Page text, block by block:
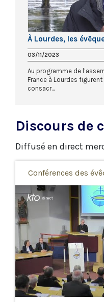
À Lourdes, les
03/11/2023
Au programme de
France à Lourdes
consacr...
Discours de
Diffusé en direct
Conférences des